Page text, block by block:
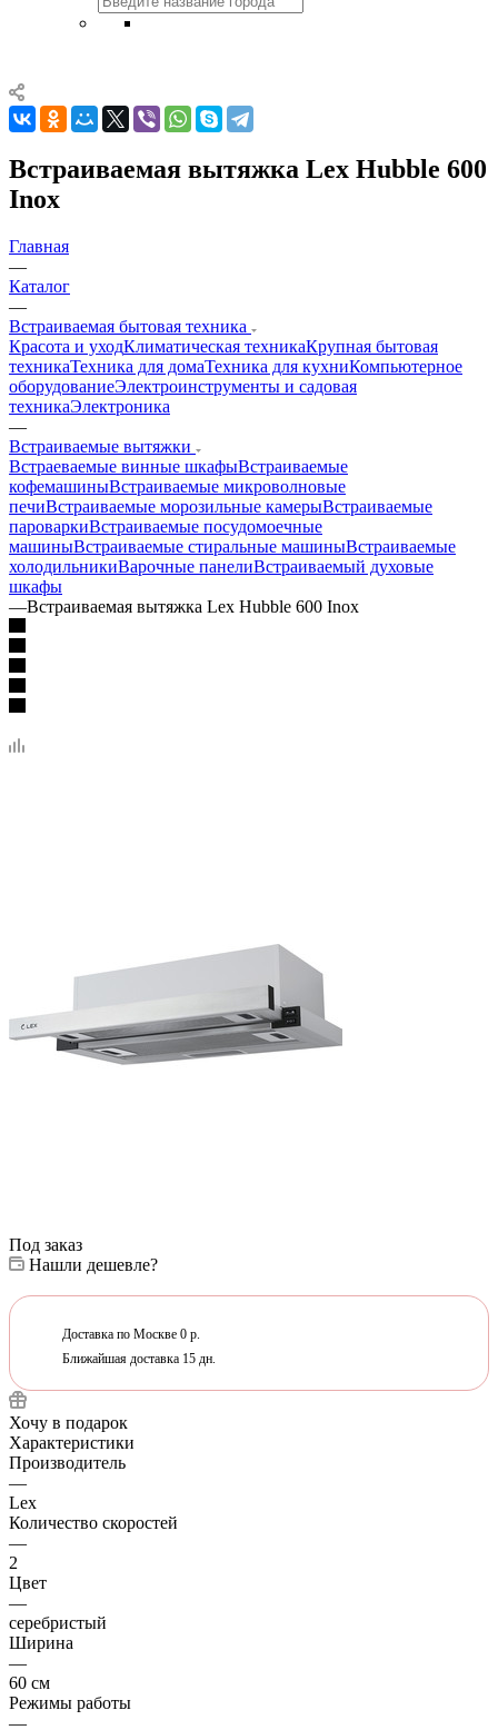
Встраиваемая вытяжка Lex Hubble 600
Inox
Главная
—
Каталог
—
Встраиваемая бытовая техника
Красота и уходКлиматическая техникаКрупная бытовая
техникаТехника для домаТехника для кухниКомпьютерное
оборудованиеЭлектроинструменты и садовая
техникаЭлектроника
—
Встраиваемые вытяжки
Встраеваемые винные шкафыВстраиваемые
кофемашиныВстраиваемые микроволновые
печиВстраиваемые морозильные камерыВстраиваемые
пароваркиВстраиваемые посудомоечные
машиныВстраиваемые стиральные машиныВстраиваемые
холодильникиВарочные панелиВстраиваемый духовые
шкафы
—Встраиваемая вытяжка Lex Hubble 600 Inox
Под заказ
Нашли дешевле?
Доставка по Москве 0 р.
Ближайшая доставка 15 дн.
Хочу в подарок
Характеристики
Производитель
—
Lex
Количество скоростей
—
2
Цвет
—
серебристый
Ширина
—
60 см
Режимы работы
—